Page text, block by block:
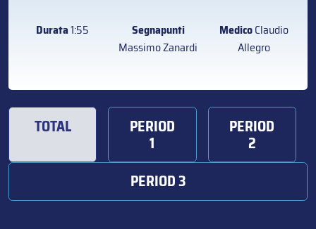
Durata1:55
Segnapunti
Massimo Zanardi
MedicoClaudio
Allegro
TOTAL PERIOD
1
PERIOD
2
PERIOD 3